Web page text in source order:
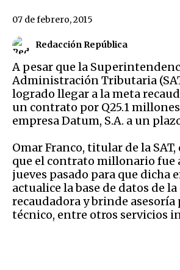
Redacción República
07 de febrero, 2015
A pesar que la
Administración Tributaria
logrado llegar a la meta
un contrato por Q25.1
empresa Datum, S.A. a un
Omar Franco, titular de la
que el contrato millonario fue
jueves pasado para que dicha
actualice la base de datos de
recaudadora y brinde asesoría
técnico, entre otros servicios